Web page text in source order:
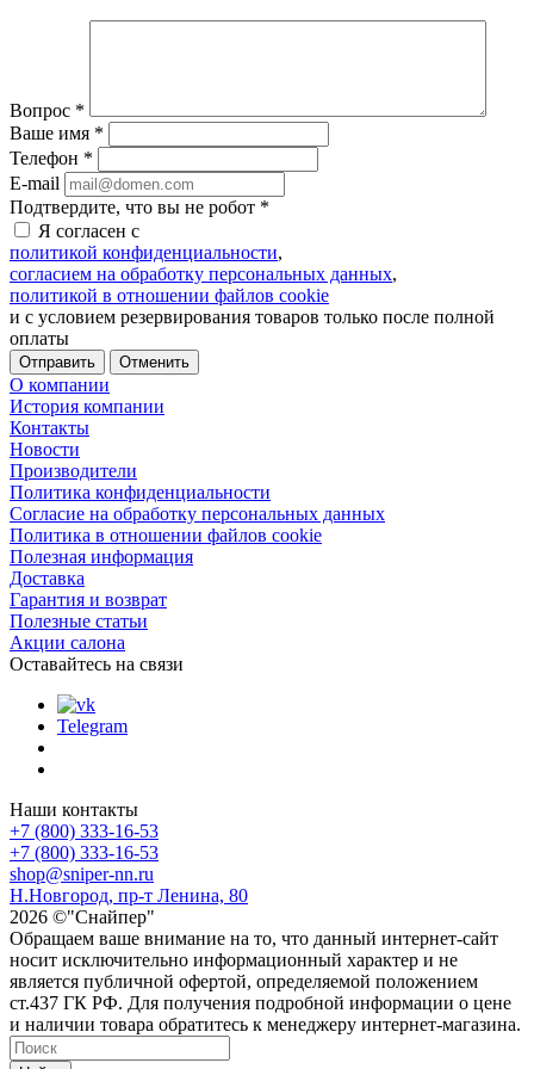
Вопрос *
Ваше имя *
Телефон *
E-mail
Подтвердите, что вы не робот *
Я согласен с
политикой конфиденциальности,
согласием на обработку персональных данных,
политикой в отношении файлов cookie
и с условием резервирования товаров только после полной
оплаты
Отменить
О компании
История компании
Контакты
Новости
Производители
Политика конфиденциальности
Согласие на обработку персональных данных
Политика в отношении файлов cookie
Полезная информация
Доставка
Гарантия и возврат
Полезные статьи
Акции салона
Оставайтесь на связи
Telegram
Наши контакты
+7 (800) 333-16-53
+7 (800) 333-16-53
shop@sniper-nn.ru
Н.Новгород, пр-т Ленина, 80
2026 ©"Снайпер"
Обращаем ваше внимание на то, что данный интернет-сайт
носит исключительно информационный характер и не
является публичной офертой, определяемой положением
ст.437 ГК РФ. Для получения подробной информации о цене
и наличии товара обратитесь к менеджеру интернет-магазина.